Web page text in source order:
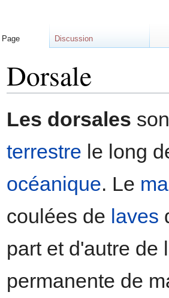
Dorsale
Les dorsales
terrestre le long
océanique. Le
coulées de laves
part et d'autre de
permanente de
Page Discussion